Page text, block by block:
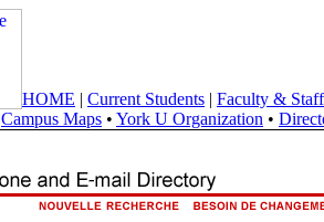
HOME | Current Students | Faculty & Staff
Campus Maps • York U Organization •